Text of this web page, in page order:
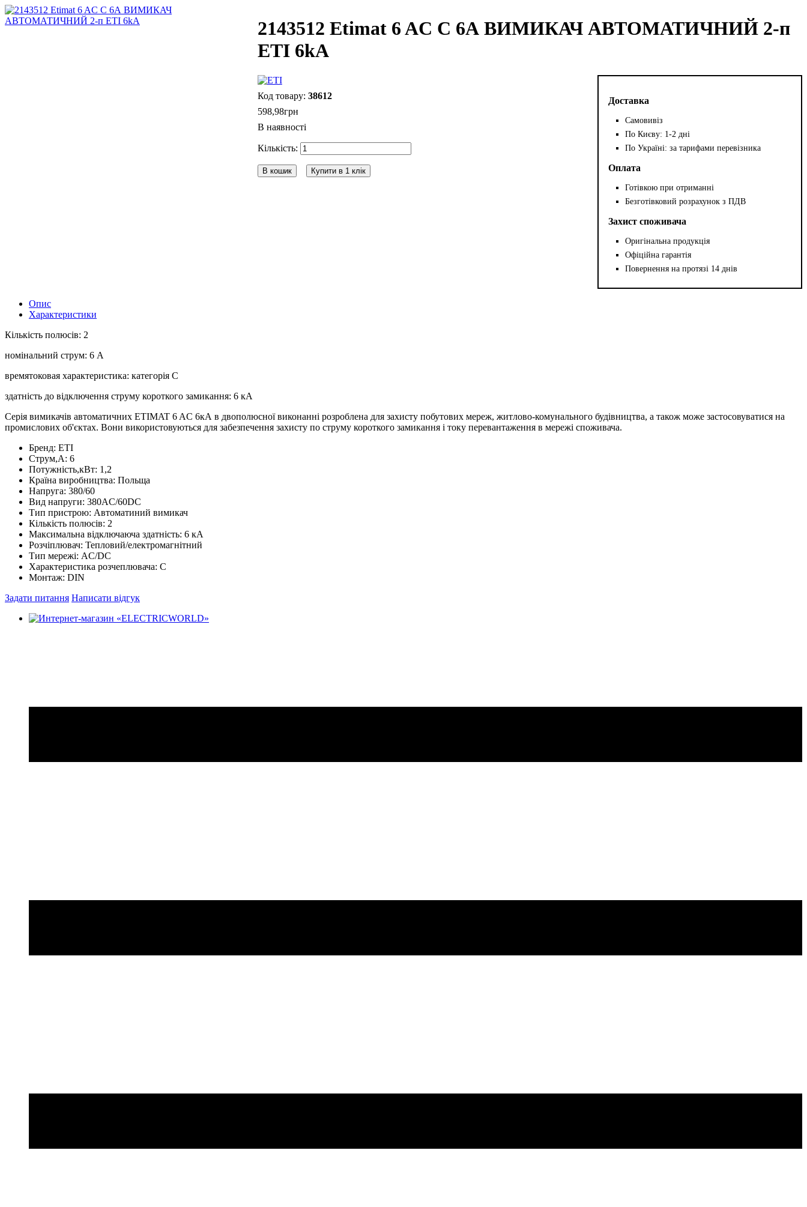
2143512 Etimat 6 AC C 6А ВИМИКАЧ АВТОМАТИЧНИЙ 2-п
ETI 6kA
38612
598,98грн
В наявності
В кошик Купити в 1 клік
Доставка
Самовивіз
По Києву: 1-2 дні
По Україні: за тарифами перевізника
Оплата
Готівкою при отриманні
Безготівковий розрахунок з ПДВ
Захист споживача
Оригінальна продукція
Офіційна гарантія
Повернення на протязі 14 днів
Опис
Характеристики
Кількість полюсів: 2
номінальний струм: 6 А
времятоковая характеристика: категорія C
здатність до відключення струму короткого замикання: 6 кА
Серія вимикачів автоматичних ETIMAT 6 AC 6кА в двополюсної виконанні розроблена для захисту побутових мереж, житлово-комунального будівництва, а також може застосовуватися на
промислових об'єктах. Вони використовуються для забезпечення захисту по струму короткого замикання і току перевантаження в мережі споживача.
Бренд: ETI
Струм,А: 6
Потужність,кВт: 1,2
Країна виробництва: Польща
Напруга: 380/60
Вид напруги: 380AC/60DC
Тип пристрою: Автоматиний вимикач
Кількість полюсів: 2
Максимальна відключаюча здатність: 6 кA
Розчіплювач: Тепловий/електромагнітний
Тип мережі: AC/DC
Характеристика розчеплювача: С
Монтаж: DIN
Задати питання Написати відгук